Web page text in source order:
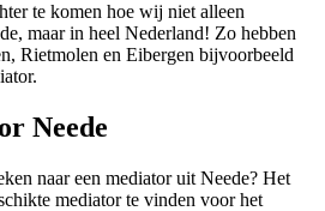
te komen hoe wij niet alleen
maar in heel Nederland! Zo hebben
Rietmolen en Eibergen bijvoorbeeld
Neede
naar een mediator uit Neede? Het
mediator te vinden voor het